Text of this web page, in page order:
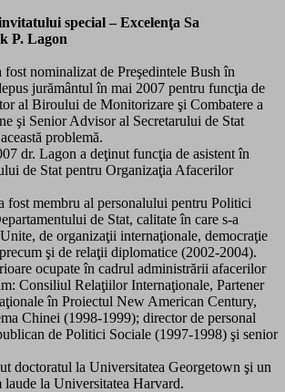
special – Excelenţa Sa
P. Lagon
nominalizat de Preşedintele Bush în
jurământul în mai 2007 pentru funcţia de
al Biroului de Monitorizare şi Combatere a
şi Senior Advisor al Secretarului de Stat
problemă.
dr. Lagon a deţinut funcţia de asistent în
de Stat pentru Organizaţia Afacerilor
fost membru al personalului pentru Politici
de Stat, calitate în care s-a
de organizaţii internaţionale, democraţie
şi de relaţii diplomatice (2002-2004).
ocupate în cadrul administrării afacerilor
Consiliul Relaţiilor Internaţionale, Partener
în Proiectul New American Century,
Chinei (1998-1999); director de personal
de Politici Sociale (1997-1998) şi senior
doctoratul la Universitatea Georgetown şi un
laude la Universitatea Harvard.